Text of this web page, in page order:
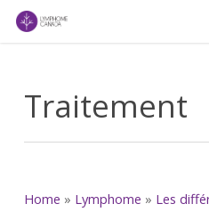
Skip
Traitement
Home » Lymphome » Les